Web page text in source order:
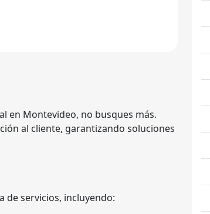
en Montevideo, no busques más.
al cliente, garantizando soluciones
de servicios, incluyendo: